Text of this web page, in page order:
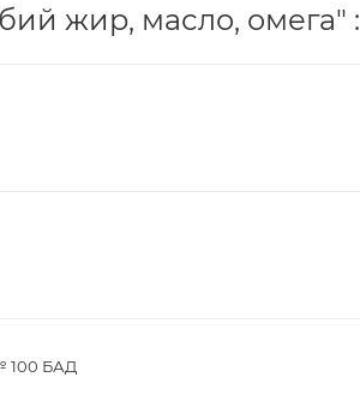
жир, масло, омега" :
100 БАД